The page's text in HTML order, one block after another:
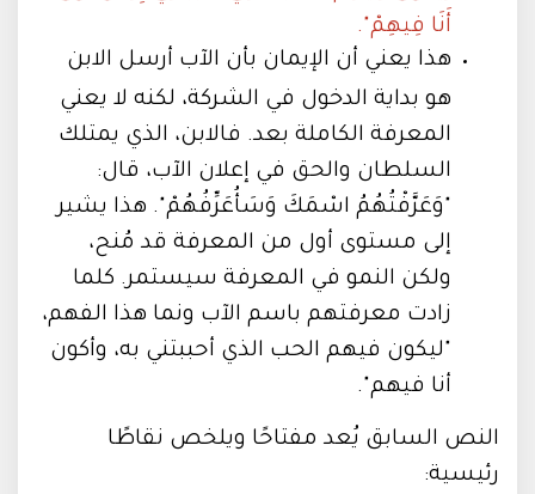
أَنَا فِيهِمْ".
هذا يعني أن الإيمان بأن الآب أرسل الابن
هو بداية الدخول في الشركة، لكنه لا يعني
المعرفة الكاملة بعد. فالابن، الذي يمتلك
السلطان والحق في إعلان الآب، قال:
"وَعَرَّفْتُهُمُ اسْمَكَ وَسَأُعَرِّفُهُمْ". هذا يشير
إلى مستوى أول من المعرفة قد مُنح،
ولكن النمو في المعرفة سيستمر. كلما
زادت معرفتهم باسم الآب ونما هذا الفهم،
"ليكون فيهم الحب الذي أحببتني به، وأكون
أنا فيهم".
النص السابق يُعد مفتاحًا ويلخص نقاطًا
رئيسية: